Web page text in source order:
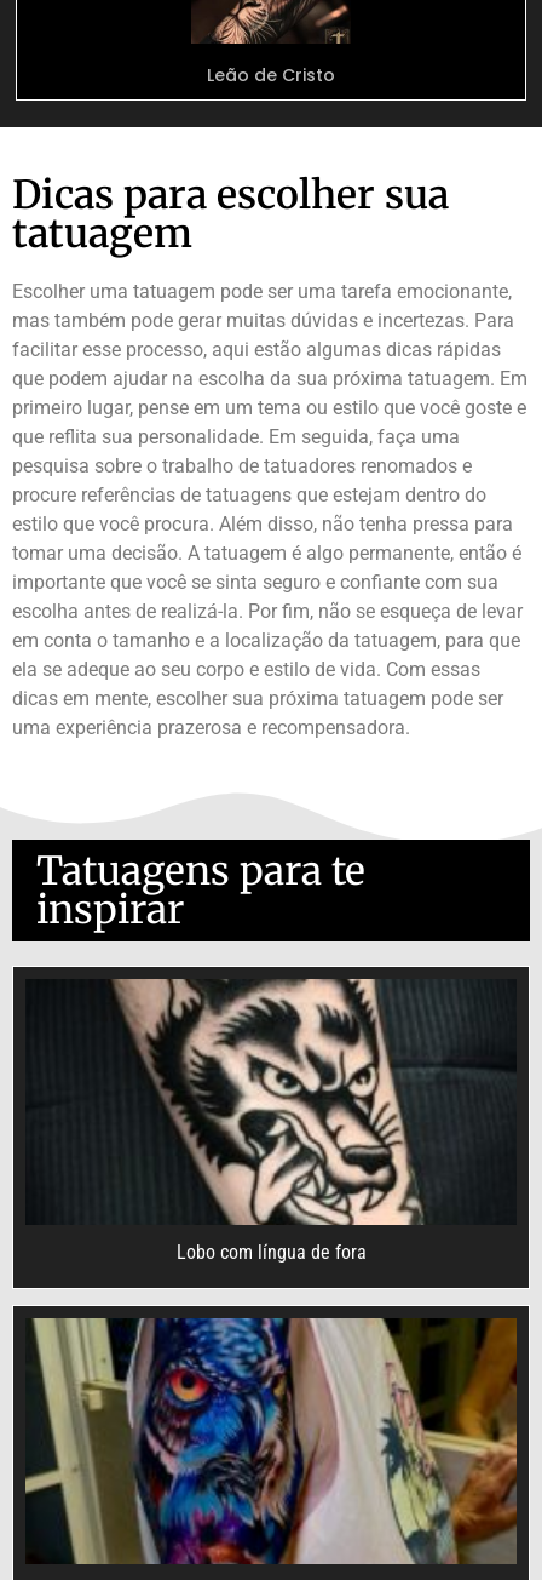
Leão de Cristo
Dicas para escolher sua
tatuagem
Escolher uma tatuagem pode ser uma tarefa emocionante,
mas também pode gerar muitas dúvidas e incertezas. Para
facilitar esse processo, aqui estão algumas dicas rápidas
que podem ajudar na escolha da sua próxima tatuagem. Em
primeiro lugar, pense em um tema ou estilo que você goste e
que reflita sua personalidade. Em seguida, faça uma
pesquisa sobre o trabalho de tatuadores renomados e
procure referências de tatuagens que estejam dentro do
estilo que você procura. Além disso, não tenha pressa para
tomar uma decisão. A tatuagem é algo permanente, então é
importante que você se sinta seguro e confiante com sua
escolha antes de realizá-la. Por fim, não se esqueça de levar
em conta o tamanho e a localização da tatuagem, para que
ela se adeque ao seu corpo e estilo de vida. Com essas
dicas em mente, escolher sua próxima tatuagem pode ser
uma experiência prazerosa e recompensadora.
Tatuagens para te
inspirar
Lobo com língua de fora